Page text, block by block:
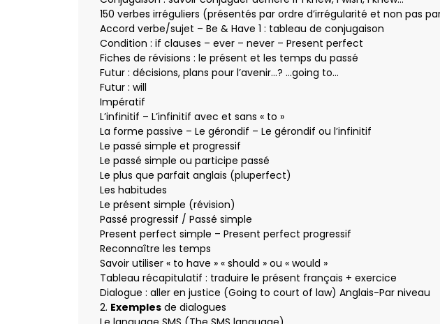
150 verbes irréguliers (présentés par ordre d’irrégularité et non pas
Accord verbe/sujet – Be & Have 1 : tableau de conjugaison
Condition : if clauses – ever – never – Present perfect
Fiches de révisions : le présent et les temps du passé
Futur : décisions, plans pour l’avenir…? …going to…
Futur : will
Impératif
L’infinitif – L’infinitif avec et sans « to »
La forme passive – Le gérondif – Le gérondif ou l’infinitif
Le passé simple et progressif
Le passé simple ou participe passé
Le plus que parfait anglais (pluperfect)
Les habitudes
Le présent simple (révision)
Passé progressif / Passé simple
Present perfect simple – Present perfect progressif
Reconnaître les temps
Savoir utiliser « to have » « should » ou « would »
Tableau récapitulatif : traduire le présent français + exercice
Dialogue : aller en justice (Going to court of law) Anglais-Par niveau
2. Exemples de dialogues